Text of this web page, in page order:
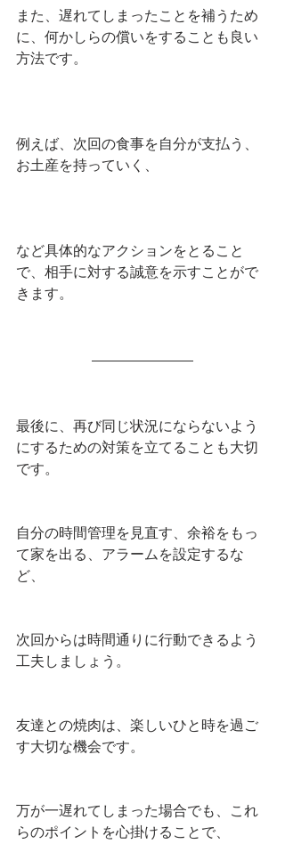
また、遅れてしまったことを補うため
に、何かしらの償いをすることも良い
方法です。
例えば、次回の食事を自分が支払う、
お土産を持っていく、
など具体的なアクションをとること
で、相手に対する誠意を示すことがで
きます。
最後に、再び同じ状況にならないよう
にするための対策を立てることも大切
です。
自分の時間管理を見直す、余裕をもっ
て家を出る、アラームを設定するな
ど、
次回からは時間通りに行動できるよう
工夫しましょう。
友達との焼肉は、楽しいひと時を過ご
す大切な機会です。
万が一遅れてしまった場合でも、これ
らのポイントを心掛けることで、